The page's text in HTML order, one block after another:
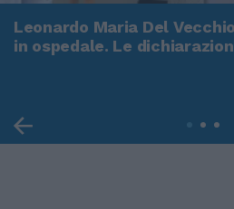
Leonardo Maria Del
in ospedale. Le